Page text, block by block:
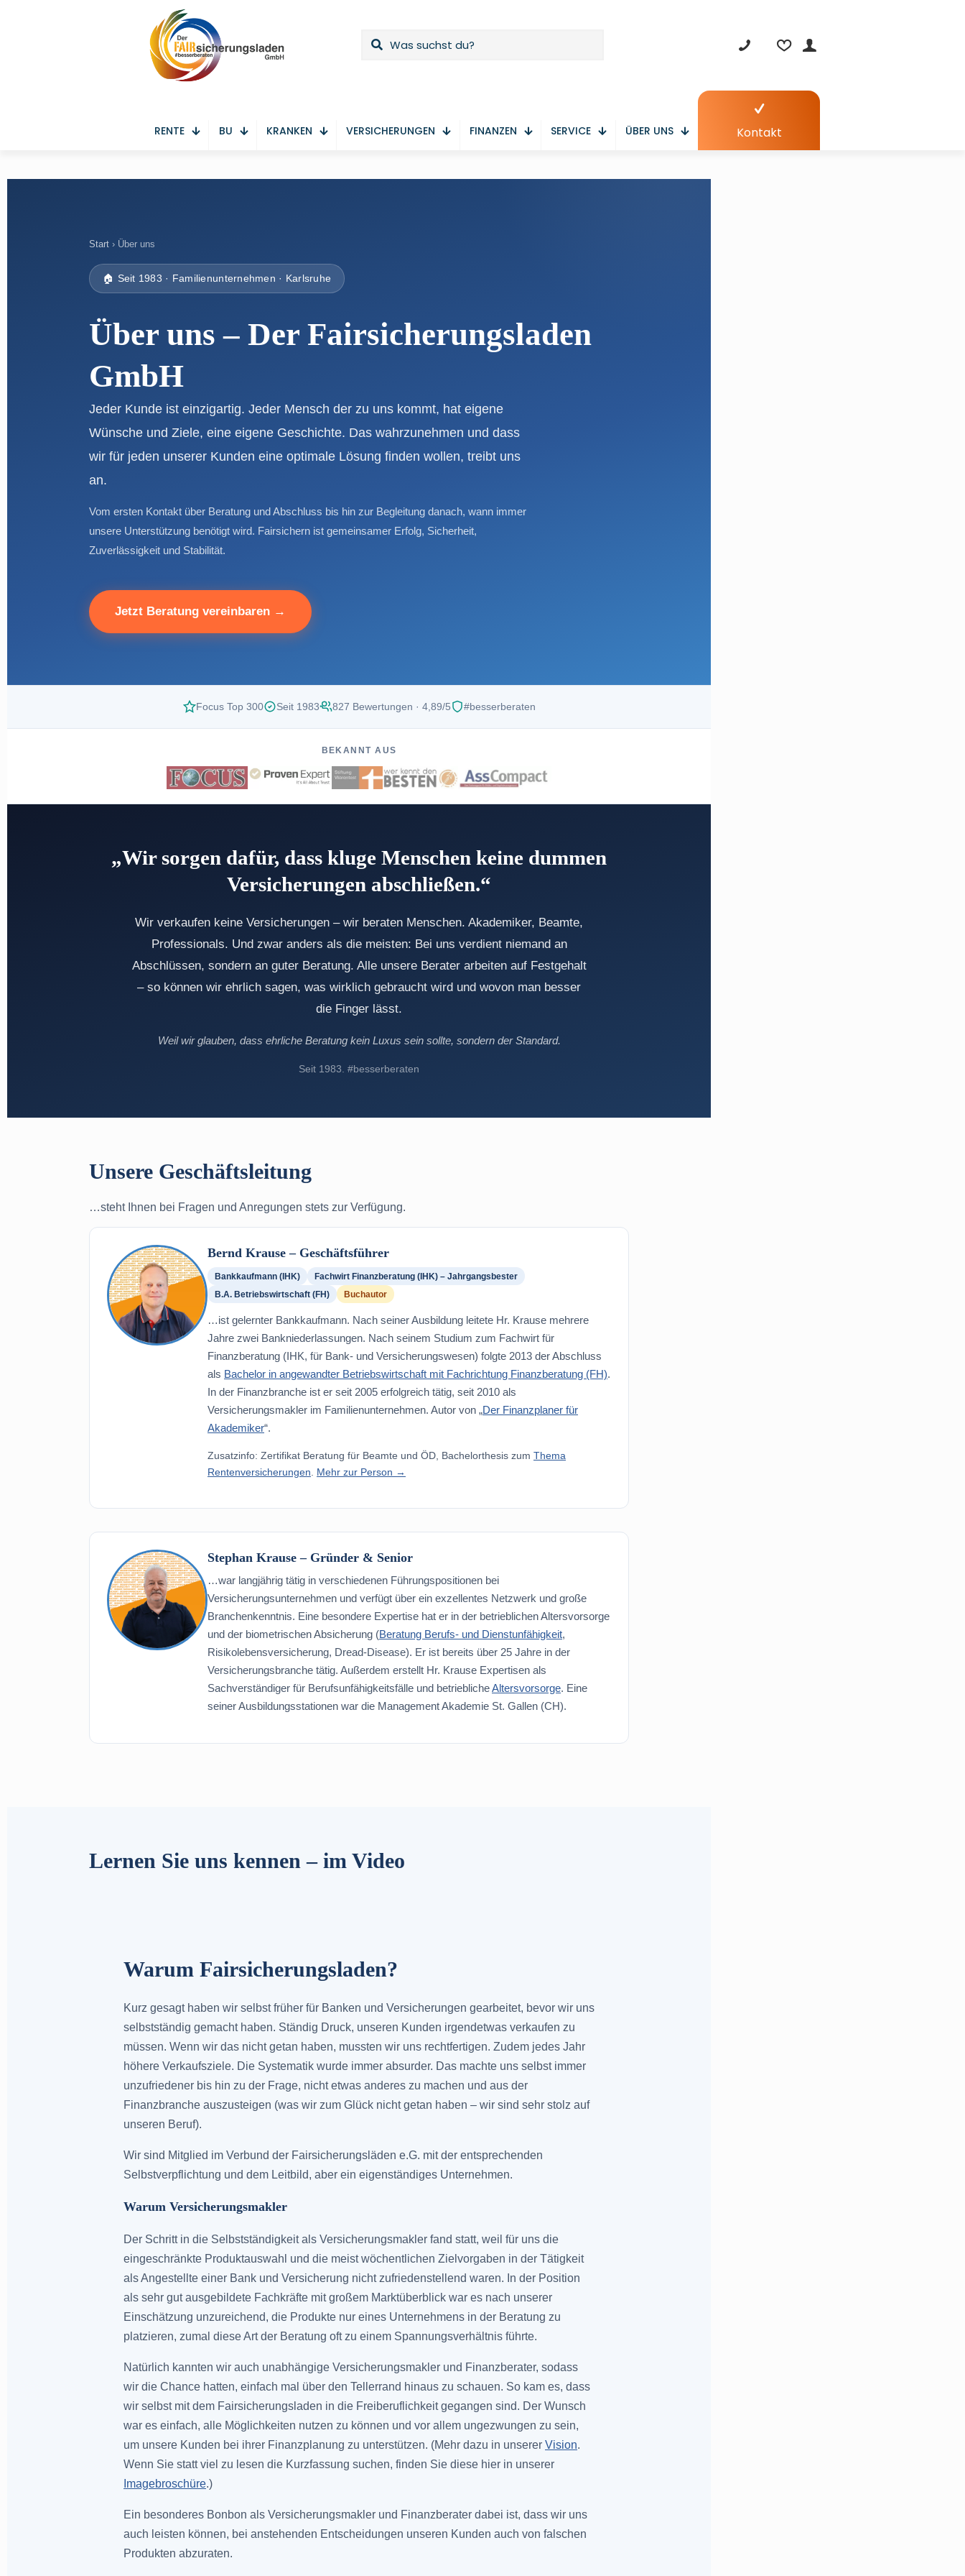
RENTE BU KRANKEN VERSICHERUNGEN FINANZEN SERVICE ÜBER UNS Kontakt
Start › Über uns
🏠 Seit 1983 · Familienunternehmen · Karlsruhe
Über uns – Der Fairsicherungsladen
GmbH
Jeder Kunde ist einzigartig. Jeder Mensch der zu uns kommt, hat eigene
Wünsche und Ziele, eine eigene Geschichte. Das wahrzunehmen und dass
wir für jeden unserer Kunden eine optimale Lösung finden wollen, treibt uns
an.
Vom ersten Kontakt über Beratung und Abschluss bis hin zur Begleitung danach, wann immer
unsere Unterstützung benötigt wird. Fairsichern ist gemeinsamer Erfolg, Sicherheit,
Zuverlässigkeit und Stabilität.
Jetzt Beratung vereinbaren →
Focus Top 300 Seit 1983 827 Bewertungen · 4,89/5 #besserberaten
BEKANNT AUS
„Wir sorgen dafür, dass kluge Menschen keine dummen
Versicherungen abschließen.“
Wir verkaufen keine Versicherungen – wir beraten Menschen. Akademiker, Beamte,
Professionals. Und zwar anders als die meisten: Bei uns verdient niemand an
Abschlüssen, sondern an guter Beratung. Alle unsere Berater arbeiten auf Festgehalt
– so können wir ehrlich sagen, was wirklich gebraucht wird und wovon man besser
die Finger lässt.
Weil wir glauben, dass ehrliche Beratung kein Luxus sein sollte, sondern der Standard.
Seit 1983. #besserberaten
Unsere Geschäftsleitung
…steht Ihnen bei Fragen und Anregungen stets zur Verfügung.
Bernd Krause – Geschäftsführer
Bankkaufmann (IHK)
Fachwirt Finanzberatung (IHK) – Jahrgangsbester
B.A. Betriebswirtschaft (FH)
Buchautor
…ist gelernter Bankkaufmann. Nach seiner Ausbildung leitete Hr. Krause mehrere
Jahre zwei Bankniederlassungen. Nach seinem Studium zum Fachwirt für
Finanzberatung (IHK, für Bank- und Versicherungswesen) folgte 2013 der Abschluss
als Bachelor in angewandter Betriebswirtschaft mit Fachrichtung Finanzberatung (FH).
In der Finanzbranche ist er seit 2005 erfolgreich tätig, seit 2010 als
Versicherungsmakler im Familienunternehmen. Autor von „Der Finanzplaner für
Akademiker“.
Zusatzinfo: Zertifikat Beratung für Beamte und ÖD, Bachelorthesis zum Thema
Rentenversicherungen
Mehr zur Person →
Stephan Krause – Gründer & Senior
…war langjährig tätig in verschiedenen Führungspositionen bei
Versicherungsunternehmen und verfügt über ein exzellentes Netzwerk und große
Branchenkenntnis. Eine besondere Expertise hat er in der betrieblichen Altersvorsorge
und der biometrischen Absicherung (Beratung Berufs- und Dienstunfähigkeit,
Risikolebensversicherung, Dread-Disease). Er ist bereits über 25 Jahre in der
Versicherungsbranche tätig. Außerdem erstellt Hr. Krause Expertisen als
Sachverständiger für Berufsunfähigkeitsfälle und betrieblicheAltersvorsorge. Eine
seiner Ausbildungsstationen war die Management Akademie St. Gallen (CH).
Lernen Sie uns kennen – im Video
Warum Fairsicherungsladen?
Kurz gesagt haben wir selbst früher für Banken und Versicherungen gearbeitet, bevor wir uns
selbstständig gemacht haben. Ständig Druck, unseren Kunden irgendetwas verkaufen zu
müssen. Wenn wir das nicht getan haben, mussten wir uns rechtfertigen. Zudem jedes Jahr
höhere Verkaufsziele. Die Systematik wurde immer absurder. Das machte uns selbst immer
unzufriedener bis hin zu der Frage, nicht etwas anderes zu machen und aus der
Finanzbranche auszusteigen (was wir zum Glück nicht getan haben – wir sind sehr stolz auf
unseren Beruf).
Wir sind Mitglied im Verbund der Fairsicherungsläden e.G. mit der entsprechenden
Selbstverpflichtung und dem Leitbild, aber ein eigenständiges Unternehmen.
Warum Versicherungsmakler
Der Schritt in die Selbstständigkeit als Versicherungsmakler fand statt, weil für uns die
eingeschränkte Produktauswahl und die meist wöchentlichen Zielvorgaben in der Tätigkeit
als Angestellte einer Bank und Versicherung nicht zufriedenstellend waren. In der Position
als sehr gut ausgebildete Fachkräfte mit großem Marktüberblick war es nach unserer
Einschätzung unzureichend, die Produkte nur eines Unternehmens in der Beratung zu
platzieren, zumal diese Art der Beratung oft zu einem Spannungsverhältnis führte.
Natürlich kannten wir auch unabhängige Versicherungsmakler und Finanzberater, sodass
wir die Chance hatten, einfach mal über den Tellerrand hinaus zu schauen. So kam es, dass
wir selbst mit dem Fairsicherungsladen in die Freiberuflichkeit gegangen sind. Der Wunsch
war es einfach, alle Möglichkeiten nutzen zu können und vor allem ungezwungen zu sein,
um unsere Kunden bei ihrer Finanzplanung zu unterstützen. (Mehr dazu in unserer Vision.
Wenn Sie statt viel zu lesen die Kurzfassung suchen, finden Sie diese hier in unserer
Imagebroschüre.)
Ein besonderes Bonbon als Versicherungsmakler und Finanzberater dabei ist, dass wir uns
auch leisten können, bei anstehenden Entscheidungen unseren Kunden auch von falschen
Produkten abzuraten.